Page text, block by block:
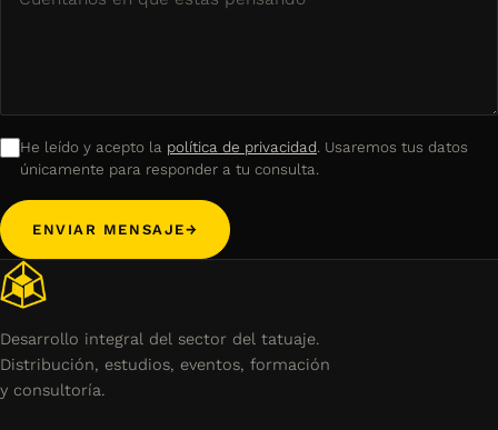
He leído y acepto la política de privacidad. Usaremos tus datos
únicamente para responder a tu consulta.
ENVIAR MENSAJE→
Desarrollo integral del sector del tatuaje.
Distribución, estudios, eventos, formación
y consultoría.